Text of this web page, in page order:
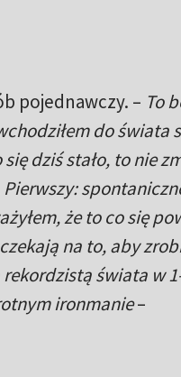
pojednawczy. – To
do świata
dziś stało, to nie
że to co się
na to, aby
świata w
ironmanie–